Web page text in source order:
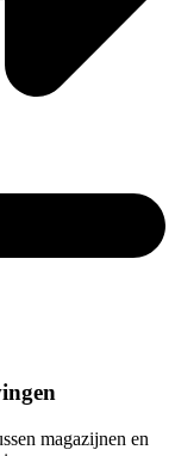
magazijnen en